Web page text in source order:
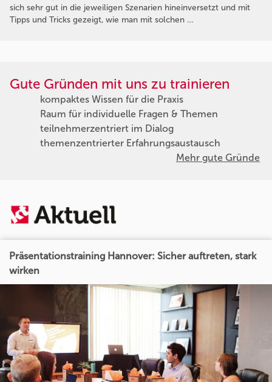
sich sehr gut in die jeweiligen Szenarien hineinversetzt und mit
Tipps und Tricks gezeigt, wie man mit solchen …
Gute Gründen mit uns zu trainieren
kompaktes Wissen für die Praxis
Raum für individuelle Fragen & Themen
teilnehmerzentriert im Dialog
themenzentrierter Erfahrungsaustausch
Mehr gute Gründe
Präsentationstraining Hannover: Sicher auftreten, stark
wirken